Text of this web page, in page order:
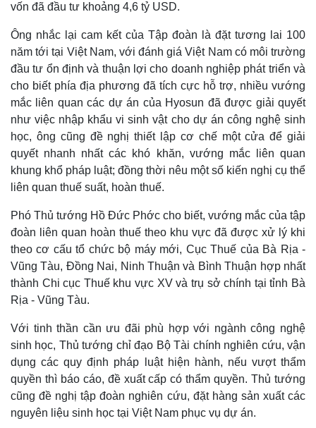
Kinh tế
Bất động sản
Khởi nghiệp
Thị trường
Giá vàng
Chứng khoán
Giá cà phê
vốn đã đầu tư khoảng 4,6 tỷ USD.
Ông nhắc lại cam kết của Tập đoàn là đặt tương lai 100
năm tới tại Việt Nam, với đánh giá Việt Nam có môi trường
đầu tư ổn định và thuận lợi cho doanh nghiệp phát triển và
cho biết phía địa phương đã tích cực hỗ trợ, nhiều vướng
mắc liên quan các dự án của Hyosun đã được giải quyết
như việc nhập khẩu vi sinh vật cho dự án công nghệ sinh
học, ông cũng đề nghị thiết lập cơ chế một cửa để giải
quyết nhanh nhất các khó khăn, vướng mắc liên quan
khung khổ pháp luật; đồng thời nêu một số kiến nghị cụ thể
liên quan thuế suất, hoàn thuế.
Phó Thủ tướng Hồ Đức Phớc cho biết, vướng mắc của tập
đoàn liên quan hoàn thuế theo khu vực đã được xử lý khi
theo cơ cấu tổ chức bộ máy mới, Cục Thuế của Bà Rịa -
Vũng Tàu, Đồng Nai, Ninh Thuận và Bình Thuận hợp nhất
thành Chi cục Thuế khu vực XV và trụ sở chính tại tỉnh Bà
Rịa - Vũng Tàu.
Với tinh thần cần ưu đãi phù hợp với ngành công nghệ
sinh học, Thủ tướng chỉ đạo Bộ Tài chính nghiên cứu, vận
dụng các quy định pháp luật hiện hành, nếu vượt thẩm
quyền thì báo cáo, đề xuất cấp có thẩm quyền. Thủ tướng
cũng đề nghị tập đoàn nghiên cứu, đặt hàng sản xuất các
nguyên liệu sinh học tại Việt Nam phục vụ dự án.